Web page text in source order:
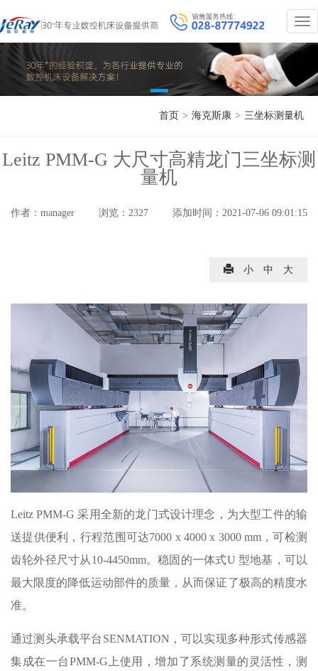
#
首页 > 海克斯康 > 三坐标测量机
Leitz PMM-G 大尺寸高精龙门三坐标测
量机
作者： manager 浏览： 2327 添加时间： 2021-07-06 09:01:15
小 中 大
Leitz PMM-G 采用全新的龙门式设计理念，为大型工件的输
送提供便利，行程范围可达7000 x 4000 x 3000 mm，可检测
齿轮外径尺寸从10-4450mm。稳固的一体式U 型地基，可以
最大限度的降低运动部件的质量，从而保证了极高的精度水
准。
通过测头承载平台SENMATION，可以实现多种形式传感器
集成在一台PMM-G上使用，增加了系统测量的灵活性，测